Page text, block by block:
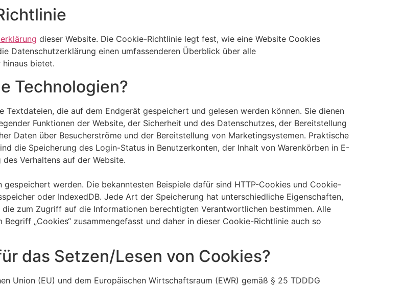
dieser Website. Die Cookie-Richtlinie legt fest, wie eine Website Cookies
Datenschutzerklärung einen umfassenderen Überblick über alle
bietet.
Technologien?
die auf dem Endgerät gespeichert und gelesen werden können. Sie dienen
Funktionen der Website, der Sicherheit und des Datenschutzes, der Bereitstellung
Daten über Besucherströme und der Bereitstellung von Marketingsystemen. Praktische
die Speicherung des Login-Status in Benutzerkonten, der Inhalt von Warenkörben in E-
Verhaltens auf der Website.
werden. Die bekanntesten Beispiele dafür sind HTTP-Cookies und Cookie-
oder IndexedDB. Jede Art der Speicherung hat unterschiedliche Eigenschaften,
zum Zugriff auf die Informationen berechtigten Verantwortlichen bestimmen. Alle
„Cookies“ zusammengefasst und daher in dieser Cookie-Richtlinie auch so
das Setzen/Lesen von Cookies?
Union (EU) und dem Europäischen Wirtschaftsraum (EWR) gemäß § 25 TDDDG